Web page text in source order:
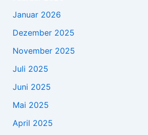
Januar 2026
Dezember 2025
November 2025
Juli 2025
Juni 2025
Mai 2025
April 2025